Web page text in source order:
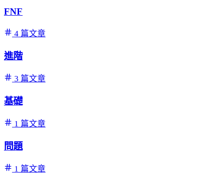
FNF
4 篇文章
進階
3 篇文章
基礎
1 篇文章
問題
1 篇文章